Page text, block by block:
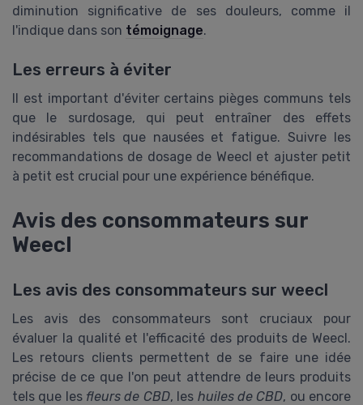
diminution significative de ses douleurs, comme il
l'indique dans son témoignage.
Les erreurs à éviter
Il est important d'éviter certains pièges communs tels
que le surdosage, qui peut entraîner des effets
indésirables tels que nausées et fatigue. Suivre les
recommandations de dosage de Weecl et ajuster petit
à petit est crucial pour une expérience bénéfique.
Avis des consommateurs sur
Weecl
Les avis des consommateurs sur weecl
Les avis des consommateurs sont cruciaux pour
évaluer la qualité et l'efficacité des produits de Weecl.
Les retours clients permettent de se faire une idée
précise de ce que l'on peut attendre de leurs produits
tels que les fleurs de CBD, les huiles de CBD, ou encore